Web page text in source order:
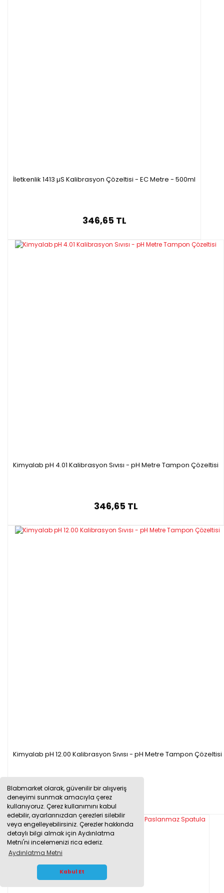
Blabmarket olarak, güvenilir bir alışveriş
deneyimi sunmak amacıyla çerez
kullanıyoruz. Çerez kullanımını kabul
edebilir, ayarlarınızdan çerezleri silebilir
veya engelleyebilirsiniz. Çerezler hakkında
detaylı bilgi almak için Aydınlatma
Metni'ni incelemenizi rica ederiz.
Aydınlatma Metni
Kabul Et
İletkenlik 1413 µS Kalibrasyon Çözeltisi - EC Metre - 500ml
346,65 TL
Kimyalab pH 4.01 Kalibrasyon Sıvısı - pH Metre Tampon Çözeltisi
346,65 TL
Kimyalab pH 12.00 Kalibrasyon Sıvısı - pH Metre Tampon Çözeltisi
346,65 TL
WHATSAPP İLETİŞİM